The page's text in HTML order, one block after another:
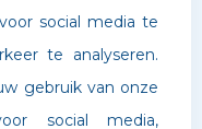
social media te
te analyseren.
gebruik van onze
social media,